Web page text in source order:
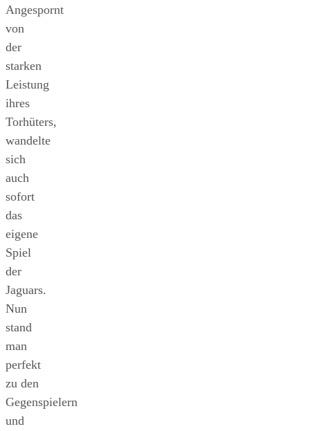
Angespornt
von
der
starken
Leistung
ihres
Torhüters,
wandelte
sich
auch
sofort
das
eigene
Spiel
der
Jaguars.
Nun
stand
man
perfekt
zu den
Gegenspielern
und